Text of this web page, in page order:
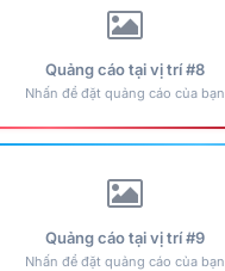
Quảng cáo tại vị trí #8
Nhấn để đặt quảng cáo của bạn
Quảng cáo tại vị trí #9
Nhấn để đặt quảng cáo của bạn